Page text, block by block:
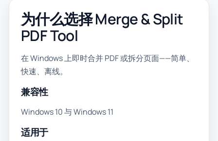
为什么选择 Merge & Split
PDF Tool
在 Windows 上即时合并 PDF 或拆分页面——简单、
快速、离线。
兼容性
Windows 10 与 Windows 11
适用于